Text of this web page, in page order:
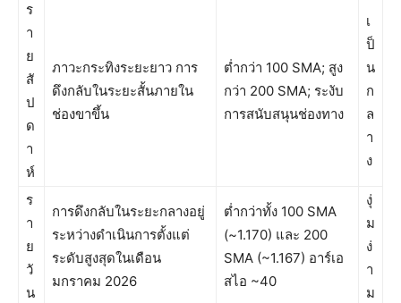
ร
า
ย
สั
ป
ด
า
ห์
ภาวะกระทิงระยะยาว การ
ดึงกลับในระยะสั้นภายใน
ช่องขาขึ้น
ต่ำกว่า 100 SMA; สูง
กว่า 200 SMA; ระงับ
การสนับสนุนช่องทาง
เ
ป็
น
ก
ล
า
ง
ร
า
ย
วั
น
การดึงกลับในระยะกลางอยู่
ระหว่างดำเนินการตั้งแต่
ระดับสูงสุดในเดือน
มกราคม 2026
ต่ำกว่าทั้ง 100 SMA
(~1.170) และ 200
SMA (~1.167) อาร์เอ
สไอ ~40
งุ่
ม
ง่
า
ม